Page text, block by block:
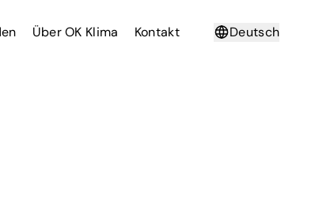
Über OK Klima Kontakt
Deutsch